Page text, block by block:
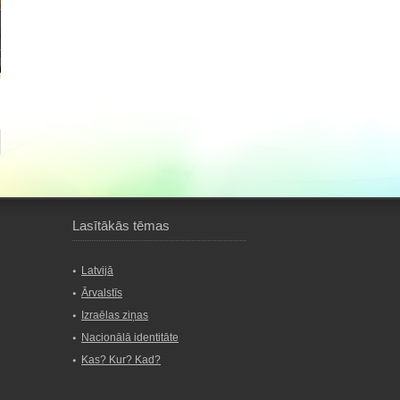
Lasītākās tēmas
Latvijā
Ārvalstīs
Izraēlas ziņas
Nacionālā identitāte
Kas? Kur? Kad?